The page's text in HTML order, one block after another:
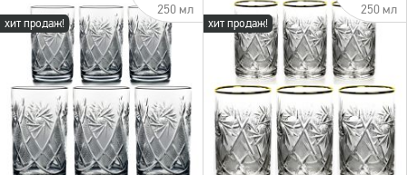
хит продаж!
250 мл
хит продаж!
250 мл